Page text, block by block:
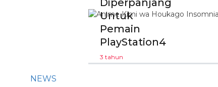
Diperpanjang
Untuk
Pemain
PlayStation4
3 tahun
NEWS